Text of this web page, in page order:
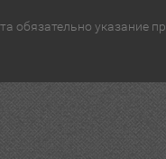
обязательно указание